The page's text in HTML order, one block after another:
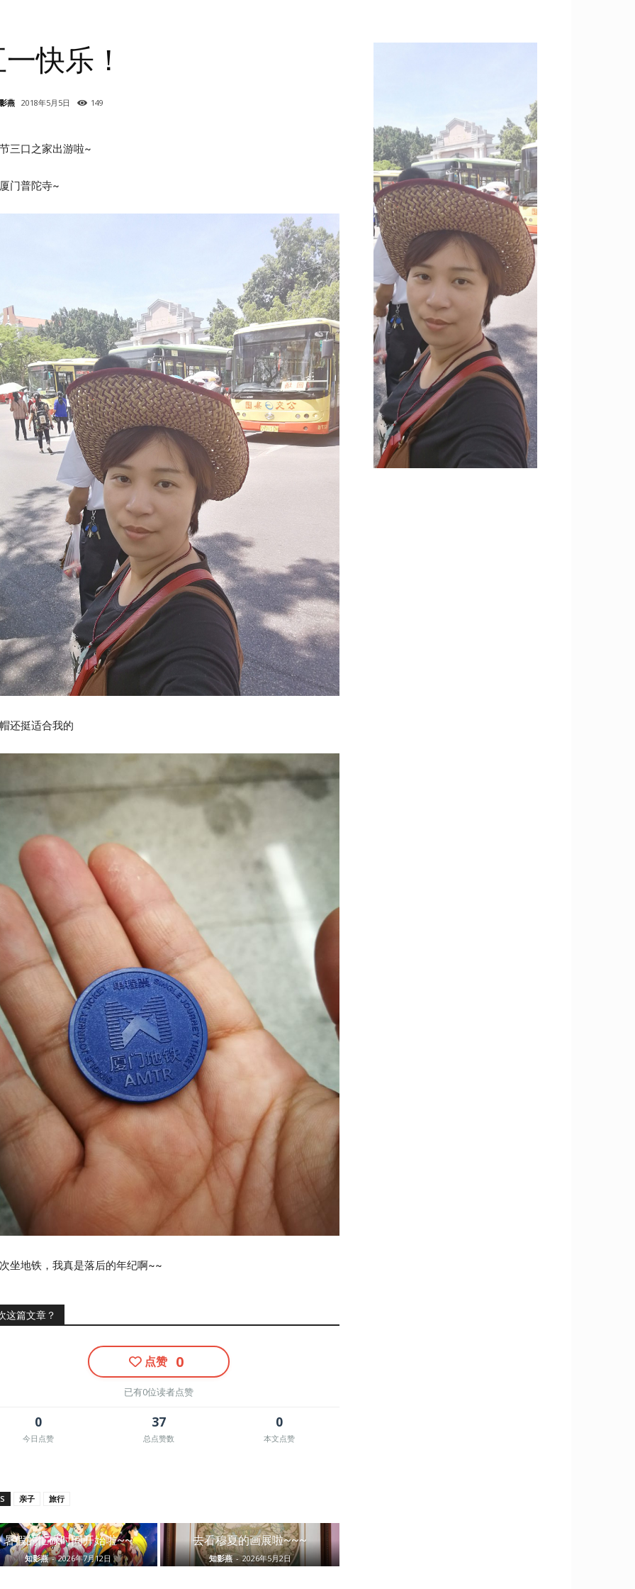
快乐！
燕 2018年5月5日 149
三口之家出游啦~
门普陀寺~
还挺适合我的
坐地铁，我真是落后的年纪啊~~
这篇文章？
点赞 0
已有0位读者点赞
0
今日点赞
37
总点赞数
0
本文点赞
亲子 旅行
暑假的忙碌时间开始啦~~
知影燕 - 2026年7月12日
去看穆夏的画展啦~~~
知影燕 - 2026年5月2日